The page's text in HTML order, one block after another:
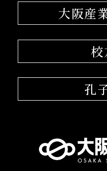
大阪産
校
孔